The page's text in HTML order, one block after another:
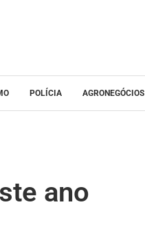
POLÍCIA AGRONEGÓCIOS
ano